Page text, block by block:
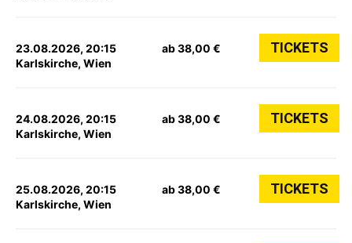
23.08.2026, 20:15
Karlskirche, Wien
ab 38,00 € TICKETS
24.08.2026, 20:15
Karlskirche, Wien
ab 38,00 € TICKETS
25.08.2026, 20:15
Karlskirche, Wien
ab 38,00 € TICKETS